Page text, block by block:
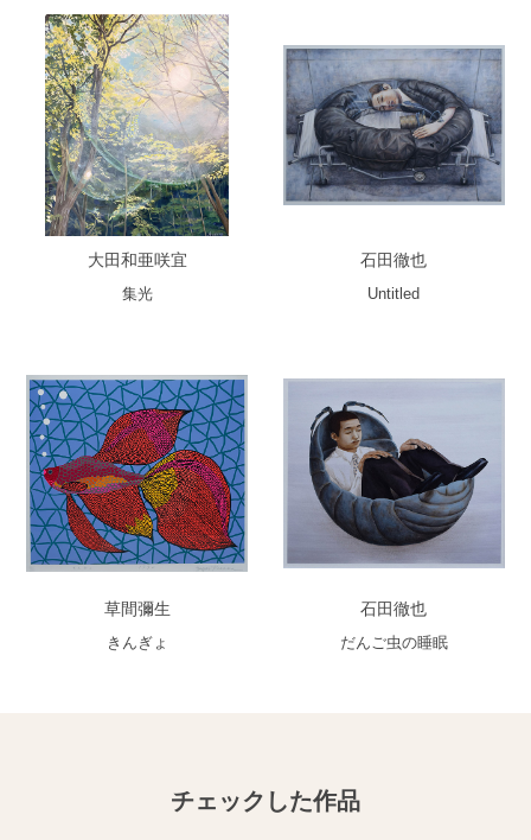
大田和亜咲宜
集光
石田徹也
Untitled
草間彌生
きんぎょ
石田徹也
だんご虫の睡眠
チェックした作品